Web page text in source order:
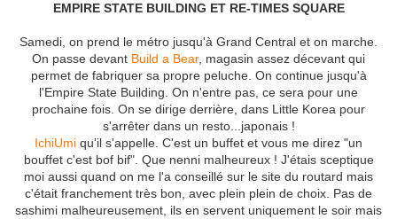
EMPIRE STATE BUILDING ET RE-TIMES SQUARE
Samedi, on prend le métro jusqu'à Grand Central et on marche.
On passe devant Build a Bear, magasin assez décevant qui
permet de fabriquer sa propre peluche. On continue jusqu'à
l'Empire State Building. On n'entre pas, ce sera pour une
prochaine fois. On se dirige derrière, dans Little Korea pour
s'arrêter dans un resto...japonais !
IchiUmi qu'il s'appelle. C'est un buffet et vous me direz "un
bouffet c'est bof bif". Que nenni malheureux ! J'étais sceptique
moi aussi quand on me l'a conseillé sur le site du routard mais
c'était franchement très bon, avec plein plein de choix. Pas de
sashimi malheureusement, ils en servent uniquement le soir mais